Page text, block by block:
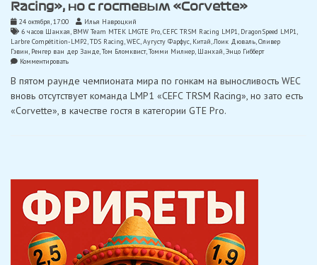
Racing», но с гостевым «Corvette»
24 октября, 17:00
Илья Навроцкий
6 часов Шанхая, BMW Team MTEK LMGTE Pro,CEFC TRSM Racing LMP1, DragonSpeed LMP1
Larbre Compétition-LMP2,TDS Racing,WEC,Аугусту Фарфус, Китай,Лоик Дюваль,Оливер
Гэвин, Ренгер ван дер Занде,Том Бломквист,Томми Милнер, Шанхай,Энцо Гибберт
Комментироватьon
часов
вновь
без
«Corvette»
В пятом раунде чемпионата мира по гонкам на выносливость WEC
вновь отсутствует команда LMP1 «CEFC TRSM Racing», но зато есть
«Corvette», в качестве гостя в категории GTE Pro.